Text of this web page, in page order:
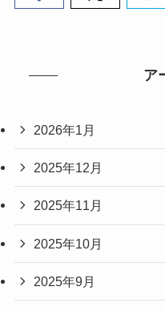
ア
2026年1月
2025年12月
2025年11月
2025年10月
2025年9月